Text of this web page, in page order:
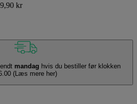
kr
mandag hvis du bestiller før klokken
(Læs mere her)